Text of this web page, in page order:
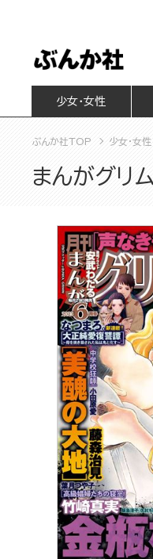
少女・女性
ぶんか社TOP 少女・女性
まんがグ